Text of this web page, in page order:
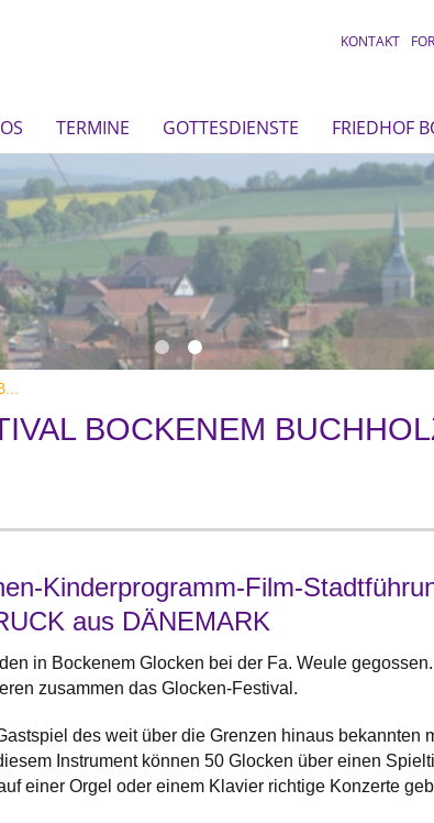
KONTAKT
TERMINE GOTTESDIENSTE FRIEDHOF
BOCKENEM
Kinderprogramm-Film-
aus DÄNEMARK
in Bockenem Glocken bei der Fa. Weule
zusammen das Glocken-Festival.
des weit über die Grenzen hinaus bekannten
Instrument können 50 Glocken über einen
einer Orgel oder einem Klavier richtige Konzerte